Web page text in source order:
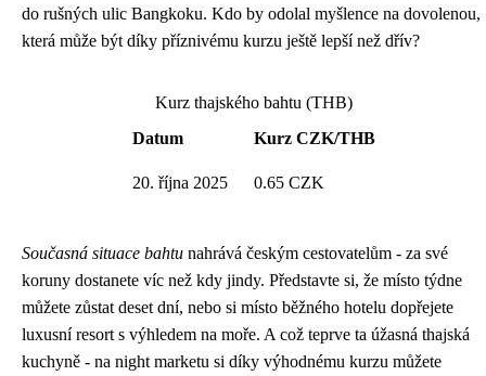
do rušných ulic Bangkoku. Kdo by odolal myšlence na dovolenou,
která může být díky příznivému kurzu ještě lepší než dřív?
Kurz thajského bahtu (THB)
Datum
Kurz CZK/THB
20. října 2025 0.65 CZK
Současná situace bahtu nahrává českým cestovatelům - za své
koruny dostanete víc než kdy jindy. Představte si, že místo týdne
můžete zůstat deset dní, nebo si místo běžného hotelu dopřejete
luxusní resort s výhledem na moře. A což teprve ta úžasná thajská
kuchyně - na night marketu si díky výhodnému kurzu můžete